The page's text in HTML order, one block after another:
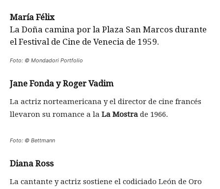
María Félix
La Doña camina por la Plaza San Marcos durante
el Festival de Cine de Venecia de 1959.
Foto: © Mondadori Portfolio
Jane Fonda y Roger Vadim
La actriz norteamericana y el director de cine francés
llevaron su romance a la La Mostra de 1966.
Foto: © Bettmann
Diana Ross
La cantante y actriz sostiene el codiciado León de Oro